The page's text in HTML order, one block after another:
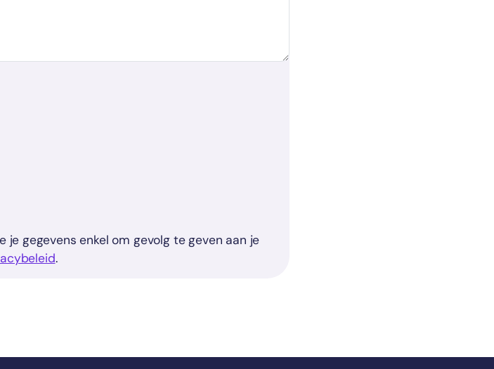
je gegevens enkel om gevolg te geven aan je
.